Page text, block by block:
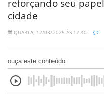
reforçando seu
cidade
QUARTA, 12/03/2025 ÀS 12:40
ouça este conteúdo